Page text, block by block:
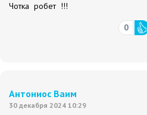
Чотка робет !!!
0
Антониос Ваим
30 декабря 2024 10:29